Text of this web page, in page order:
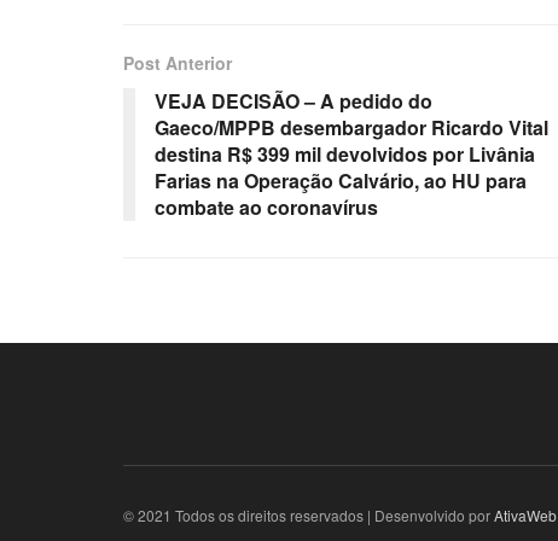
Post Anterior
VEJA DECISÃO – A pedido do
Gaeco/MPPB desembargador Ricardo Vital
destina R$ 399 mil devolvidos por Livânia
Farias na Operação Calvário, ao HU para
combate ao coronavírus
© 2021 Todos os direitos reservados | Desenvolvido porAtivaWeb